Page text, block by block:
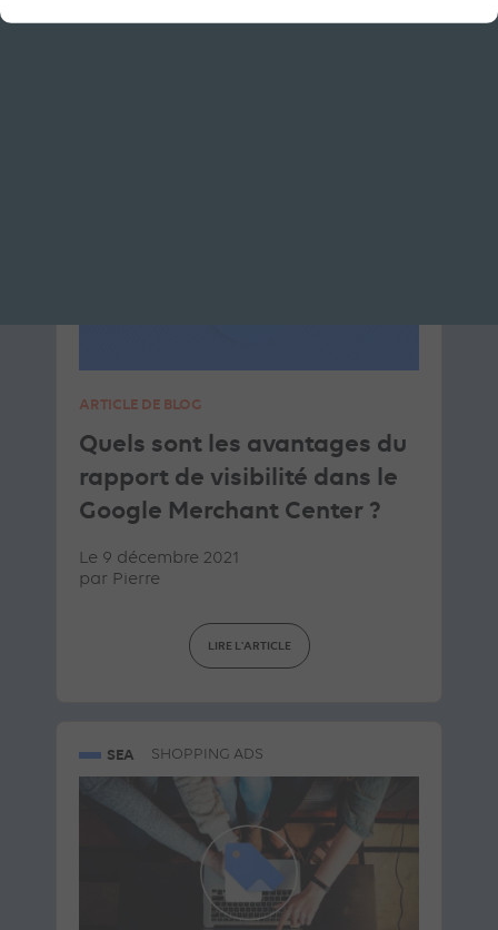
ARTICLE DE BLOG
Quels sont les avantages du
rapport de visibilité dans le
Google Merchant Center ?
Le 9 décembre 2021
par Pierre
LIRE L'ARTICLE
SEA SHOPPING ADS